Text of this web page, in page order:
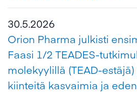
30.5.2026
Orion Pharma julkisti
Faasi 1/2 TEADES-
molekyylillä (TEAD-
kiinteitä kasvaimia ja